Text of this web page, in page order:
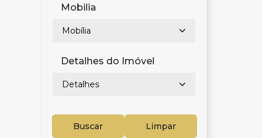
Mobilia
Mobília
Detalhes do Imóvel
Detalhes
Buscar Limpar